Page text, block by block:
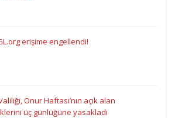
erişime engellendi!
Onur Haftası’nın açık alan
üç günlüğüne yasakladı